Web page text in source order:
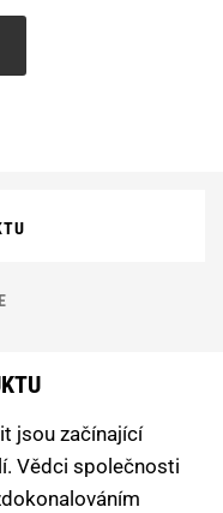
jsou začínající
Vědci společnosti